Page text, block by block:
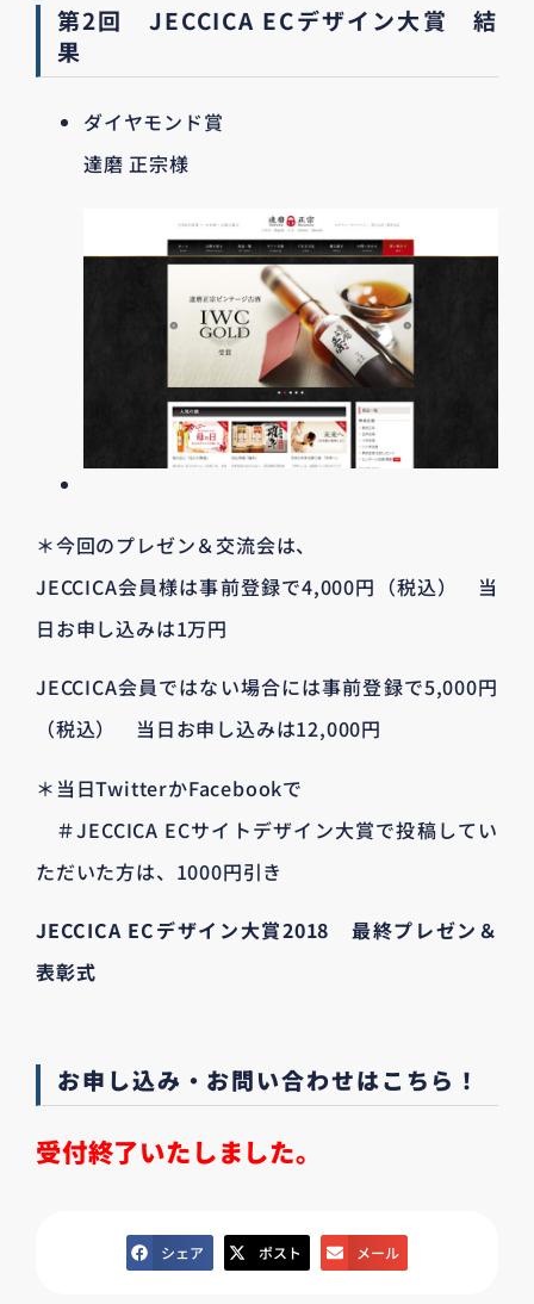
第2回 JECCICA ECデザイン大賞 結
果
ダイヤモンド賞
達磨 正宗様
＊今回のプレゼン＆交流会は、
JECCICA会員様は事前登録で4,000円（税込） 当
日お申し込みは1万円
JECCICA会員ではない場合には事前登録で5,000円
（税込） 当日お申し込みは12,000円
＊当日TwitterかFacebookで
＃JECCICA ECサイトデザイン大賞で投稿してい
ただいた方は、1000円引き
JECCICA ECデザイン大賞2018 最終プレゼン＆
表彰式
お申し込み・お問い合わせはこちら！
受付終了いたしました。
シェア ポスト メール